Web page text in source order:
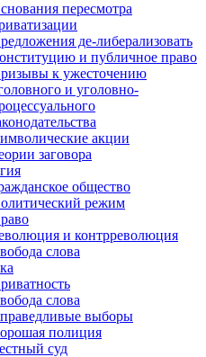
пересмотра
де-либерализовать
и публичное право
к ужесточению
и уголовно-
акции
заговора
общество
режим
и контрреволюция
слова
слова
выборы
полиция
суд